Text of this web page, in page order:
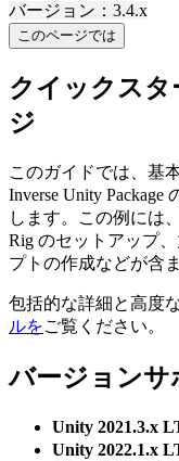
バージョン：3.4.x
このページでは
クイックス
ジ
このガイドでは、基
Inverse Unity
します。この例には
Rig のセットアップ
プトの作成などが含
包括的な詳細と高度
ルをご覧ください。
バージョンサ
Unity 2021.3.x
Unity 2022.1.x